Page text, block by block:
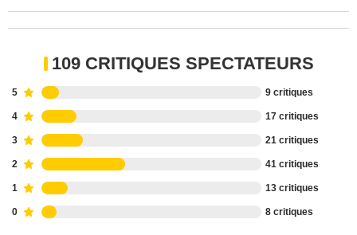
109 CRITIQUES SPECTATEURS
5 9 critiques
4 17 critiques
3 21 critiques
2 41 critiques
1 13 critiques
0 8 critiques